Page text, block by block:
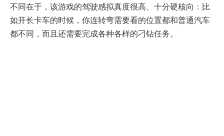
不同在于，该游戏的驾驶感拟真度很高、十分硬核向：比
如开长卡车的时候，你连转弯需要看的位置都和普通汽车
都不同，而且还需要完成各种各样的刁钻任务。